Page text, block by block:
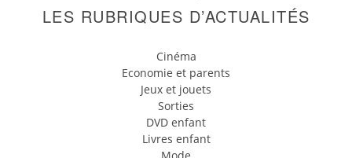
LES RUBRIQUES D’ACTUALITÉS
Cinéma
Economie et parents
Jeux et jouets
Sorties
DVD enfant
Livres enfant
Mode